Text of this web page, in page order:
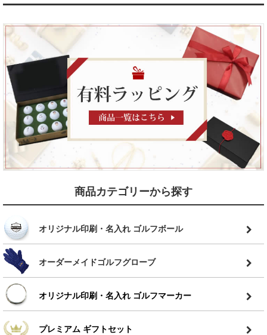
商品カテゴリーから探す
オリジナル印刷・名入れ ゴルフボール
オーダーメイドゴルフグローブ
オリジナル印刷・名入れ ゴルフマーカー
プレミアム ギフトセット